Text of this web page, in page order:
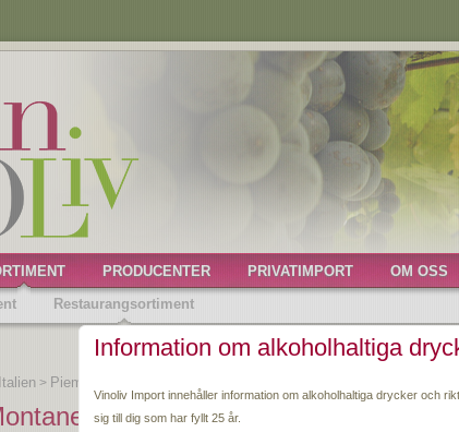
PRODUCENTER PRIVATIMPORT OM OSS
Restaurangsortiment
Italien> Piemonte
Riserva DOCG , Monchiero
Information om alkoholhaltiga
Vinoliv Import innehåller information om alkoholhaltiga drycker och
sig till dig som har fyllt 25 år.